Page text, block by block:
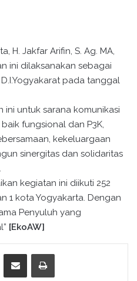
H. Jakfar Arifin, S. Ag. MA,
ini dilaksanakan sebagai
pada tanggal
ini untuk sarana komunikasi
fungsional dan P3K,
kekeluargaan
sinergitas dan solidaritas
kegiatan ini diikuti 252
1 kota Yogyakarta. Dengan
Penyuluh yang
[EkoAW]
Telegram